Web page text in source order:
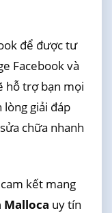
để được tư
Facebook và
hỗ trợ bạn mọi
giải đáp
chữa nhanh
cam kết mang
Malloca uy tín